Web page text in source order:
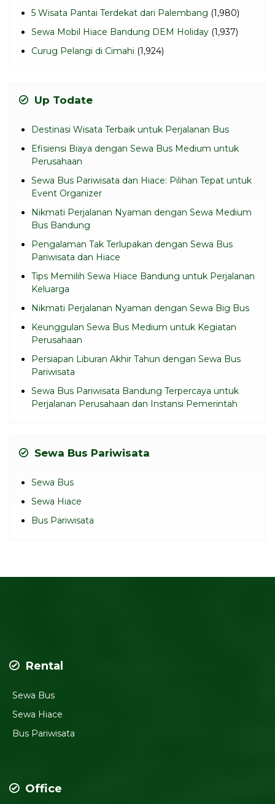
5 Wisata Pantai Terdekat dari Palembang (1,980)
Sewa Mobil Hiace Bandung DEM Holiday (1,937)
Curug Pelangi di Cimahi (1,924)
Up Todate
Destinasi Wisata Terbaik untuk Perjalanan Bus
Efisiensi Biaya dengan Sewa Bus Medium untuk
Perusahaan
Sewa Bus Pariwisata dan Hiace: Pilihan Tepat untuk
Event Organizer
Nikmati Perjalanan Nyaman dengan Sewa Medium
Bus Bandung
Pengalaman Tak Terlupakan dengan Sewa Bus
Pariwisata dan Hiace
Tips Memilih Sewa Hiace Bandung untuk Perjalanan
Keluarga
Nikmati Perjalanan Nyaman dengan Sewa Big Bus
Keunggulan Sewa Bus Medium untuk Kegiatan
Perusahaan
Persiapan Liburan Akhir Tahun dengan Sewa Bus
Pariwisata
Sewa Bus Pariwisata Bandung Terpercaya untuk
Perjalanan Perusahaan dan Instansi Pemerintah
Sewa Bus Pariwisata
Sewa Bus
Sewa Hiace
Bus Pariwisata
Rental
Sewa Bus
Sewa Hiace
Bus Pariwisata
Office